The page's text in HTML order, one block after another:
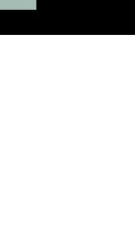
producto